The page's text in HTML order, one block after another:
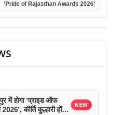
‘Pride of Rajasthan Awards 2026‘
में होगा ‘प्राइड ऑफ
कीर्ति कुल्हारी होंगी
NEW